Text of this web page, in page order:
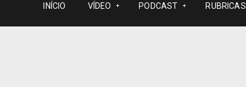
INÍCIO VÍDEO PODCAST RUBRICAS